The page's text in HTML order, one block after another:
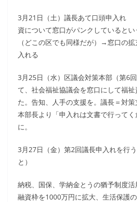
3月21日（土）議長あて口頭申入れ
資について窓口がパンクしているとい
（どこの区でも同様だが）→窓口の
入れる
3月25日（水）区議会対策本部（第6
て、社会福祉協議会を窓口にして福
た。告知、人手の支援を。議長＝対
本部長より「申入れは文書で行ってく
に。
3月27日（金）第2回議長申入れを行
と）
納税、国保、学納金とうの猶予制度
融資枠を1000万円に拡大、生活保護